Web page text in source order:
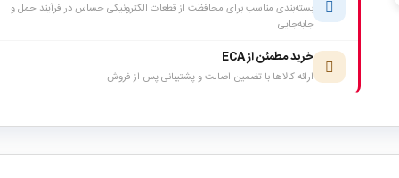
بسته‌بندی مناسب برای محافظت از قطعات الکترونیکی حساس در فرآیند حمل و
جابه‌جایی
خرید مطمئن از ECA
ارائه کالاها با تضمین اصالت و پشتیبانی پس از فروش